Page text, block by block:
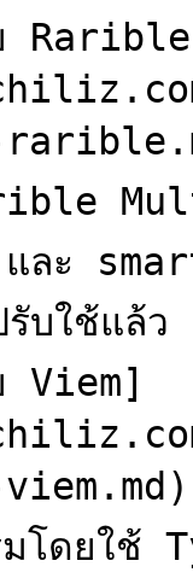
และ
ใช้แล้ว
Viem]
มโดยใ